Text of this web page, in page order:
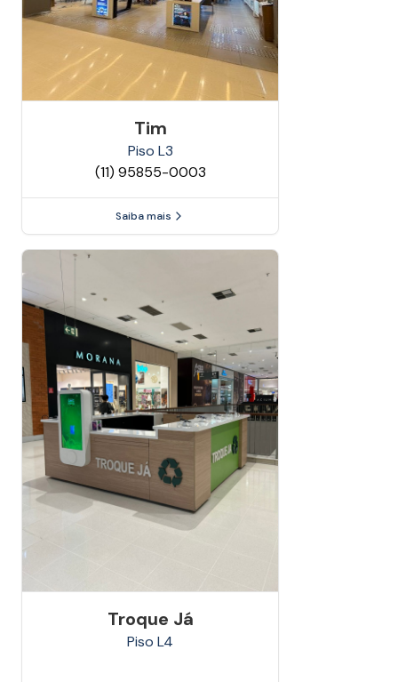
Tim
Piso L3
(11) 95855-0003
Saiba mais
Troque Já
Piso L4